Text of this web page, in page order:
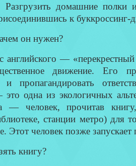
домашние полки
к буккроссинг-
он нужен?
английского —
движение. Его
пропагандировать
одна из экологичных
— человек, прочитав
станции метро) для
Этот человек позже запускает
книгу?